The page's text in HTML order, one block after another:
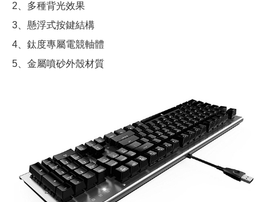
2、多種背光效果
3、懸浮式按鍵結構
4、鈦度專屬電競軸體
5、金屬噴砂外殼材質